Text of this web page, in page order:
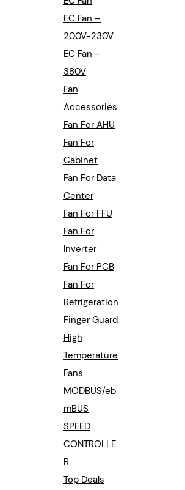
EC Fan –
200V-230V
EC Fan –
380V
Fan
Accessories
Fan For AHU
Fan For
Cabinet
Fan For Data
Center
Fan For FFU
Fan For
Inverter
Fan For PCB
Fan For
Refrigeration
Finger Guard
High
Temperature
Fans
MODBUS/eb
mBUS
SPEED
CONTROLLE
R
Top Deals